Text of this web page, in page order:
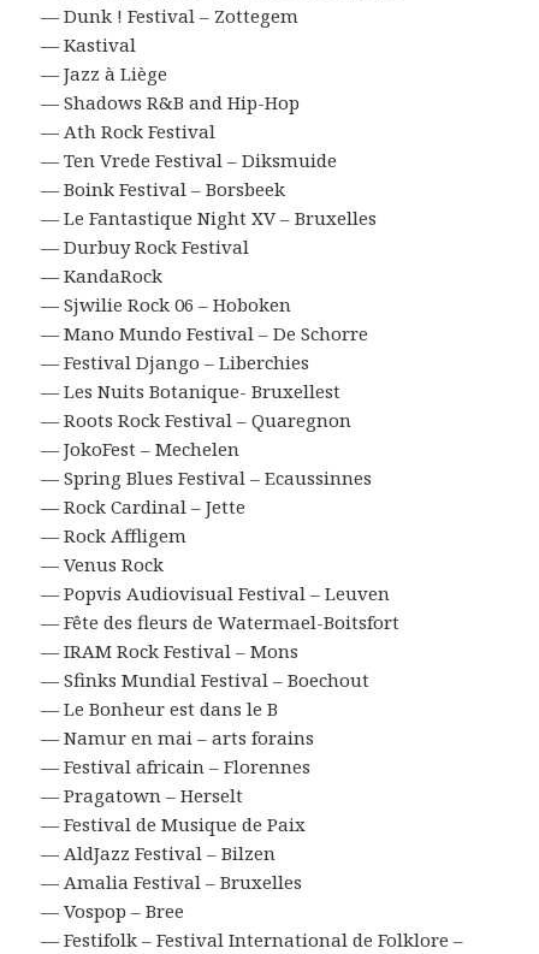
— Dunk ! Festival – Zottegem
— Kastival
— Jazz à Liège
— Shadows R&B and Hip-Hop
— Ath Rock Festival
— Ten Vrede Festival – Diksmuide
— Boink Festival – Borsbeek
— Le Fantastique Night XV – Bruxelles
— Durbuy Rock Festival
— KandaRock
— Sjwilie Rock 06 – Hoboken
— Mano Mundo Festival – De Schorre
— Festival Django – Liberchies
— Les Nuits Botanique- Bruxellest
— Roots Rock Festival – Quaregnon
— JokoFest – Mechelen
— Spring Blues Festival – Ecaussinnes
— Rock Cardinal – Jette
— Rock Affligem
— Venus Rock
— Popvis Audiovisual Festival – Leuven
— Fête des fleurs de Watermael-Boitsfort
— IRAM Rock Festival – Mons
— Sfinks Mundial Festival – Boechout
— Le Bonheur est dans le B
— Namur en mai – arts forains
— Festival africain – Florennes
— Pragatown – Herselt
— Festival de Musique de Paix
— AldJazz Festival – Bilzen
— Amalia Festival – Bruxelles
— Vospop – Bree
— Festifolk – Festival International de Folklore –